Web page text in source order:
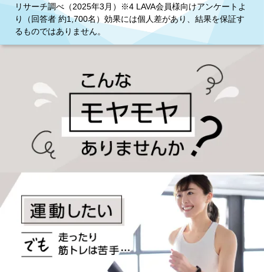
リサーチ調べ（2025年3月）※4 LAVA会員様向けアンケートよ
り（回答者 約1,700名）効果には個人差があり、結果を保証す
るものではありません。